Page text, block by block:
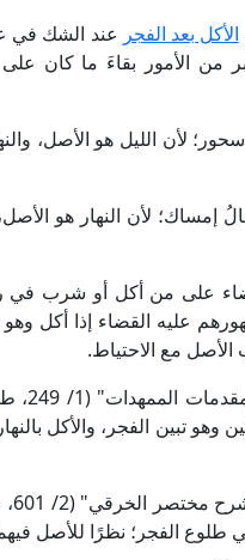
الأكل بعد الفجر عند الشك في
من الأمور بقاءَ ما كان
لأن الليل هو الأصل،
لأن النهار هو الأصل،
على من أكل أو شرب
عليه القضاء إذا أكل
مع الاحتياط.
قال
وهو تبين الفجر، والأكل
الفجر؛ نظرًا للأصل